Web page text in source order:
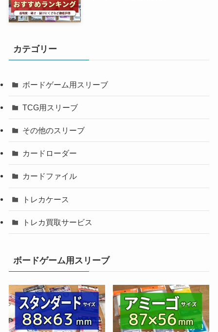
カテゴリー
ボードゲーム用スリーブ
TCG用スリーブ
その他のスリーブ
カードローダー
カードファイル
トレカケース
トレカ買取サービス
ボードゲーム用スリーブ